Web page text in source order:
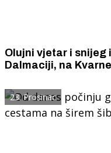
Olujni vjetar i snijeg
Dalmaciji, na
23. Prosinac